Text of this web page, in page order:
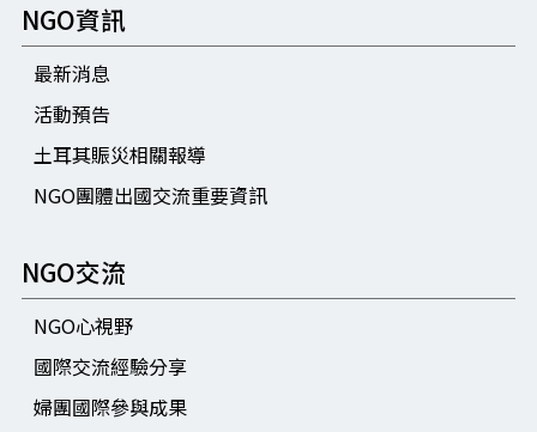
NGO資訊
最新消息
活動預告
土耳其賑災相關報導
NGO團體出國交流重要資訊
NGO交流
NGO心視野
國際交流經驗分享
婦團國際參與成果